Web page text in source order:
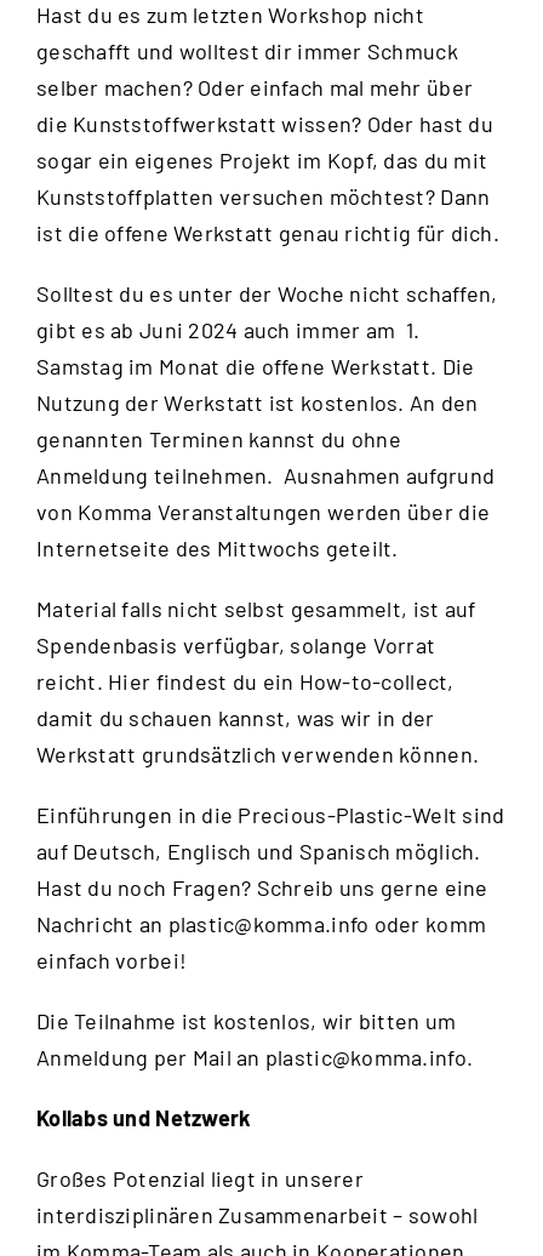
Hast du es zum letzten Workshop nicht
geschafft und wolltest dir immer Schmuck
selber machen? Oder einfach mal mehr über
die Kunststoffwerkstatt wissen? Oder hast du
sogar ein eigenes Projekt im Kopf, das du mit
Kunststoffplatten versuchen möchtest? Dann
ist die offene Werkstatt genau richtig für dich.
Solltest du es unter der Woche nicht schaffen,
gibt es ab Juni 2024 auch immer am 1.
Samstag im Monat die offene Werkstatt. Die
Nutzung der Werkstatt ist kostenlos. An den
genannten Terminen kannst du ohne
Anmeldung teilnehmen. Ausnahmen aufgrund
von Komma Veranstaltungen werden über die
Internetseite des Mittwochs geteilt.
Material falls nicht selbst gesammelt, ist auf
Spendenbasis verfügbar, solange Vorrat
reicht. Hier findest du ein How-to-collect,
damit du schauen kannst, was wir in der
Werkstatt grundsätzlich verwenden können.
Einführungen in die Precious-Plastic-Welt sind
auf Deutsch, Englisch und Spanisch möglich.
Hast du noch Fragen? Schreib uns gerne eine
Nachricht an plastic@komma.info oder komm
einfach vorbei!
Die Teilnahme ist kostenlos, wir bitten um
Anmeldung per Mail an plastic@komma.info.
Kollabs und Netzwerk
Großes Potenzial liegt in unserer
interdisziplinären Zusammenarbeit – sowohl